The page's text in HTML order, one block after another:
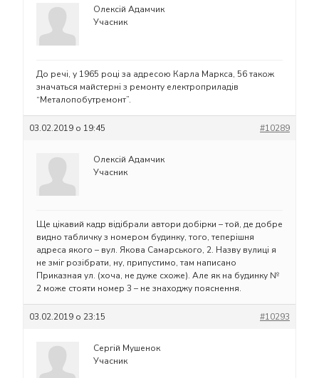
Олексій Адамчик
Учасник
До речі, у 1965 році за адресою Карла Маркса, 56 також
значаться майстерні з ремонту електроприладів
“Металопобутремонт”.
03.02.2019 о 19:45 #10289
Олексій Адамчик
Учасник
Ще цікавий кадр відібрали автори добірки – той, де добре
видно табличку з номером будинку, того, теперішня
адреса якого – вул. Якова Самарського, 2. Назву вулиці я
не зміг розібрати, ну, припустимо, там написано
Приказная ул. (хоча, не дуже схоже). Але як на будинку №
2 може стояти номер 3 – не знаходжу пояснення.
03.02.2019 о 23:15 #10293
Сергій Мушенок
Учасник